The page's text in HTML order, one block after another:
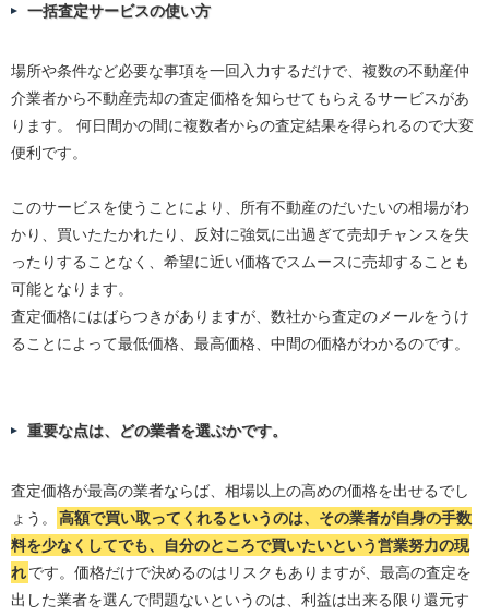
一括査定サービスの使い方
場所や条件など必要な事項を一回入力するだけで、複数の不動産仲
介業者から不動産売却の査定価格を知らせてもらえるサービスがあ
ります。 何日間かの間に複数者からの査定結果を得られるので大変
便利です。
このサービスを使うことにより、所有不動産のだいたいの相場がわ
かり、買いたたかれたり、反対に強気に出過ぎて売却チャンスを失
ったりすることなく、希望に近い価格でスムースに売却することも
可能となります。
査定価格にはばらつきがありますが、数社から査定のメールをうけ
ることによって最低価格、最高価格、中間の価格がわかるのです。
重要な点は、どの業者を選ぶかです。
査定価格が最高の業者ならば、相場以上の高めの価格を出せるでし
ょう。
高額で買い取ってくれるというのは、その業者が自身の手数
料を少なくしてでも、自分のところで買いたいという営業努力の現
れです。価格だけで決めるのはリスクもありますが、最高の査定を
出した業者を選んで問題ないというのは、利益は出来る限り還元す